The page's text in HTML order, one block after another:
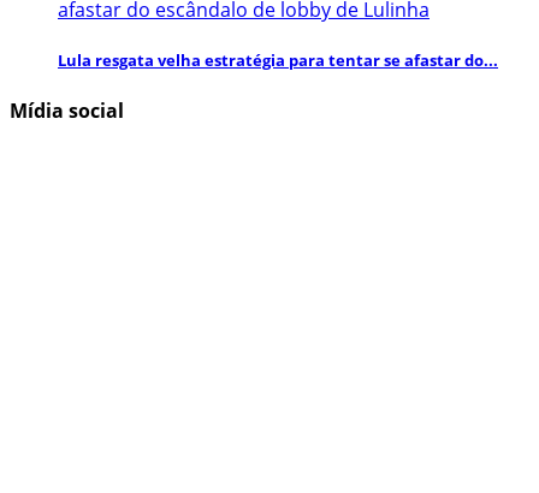
Lula resgata velha estratégia para tentar se afastar do...
Mídia social